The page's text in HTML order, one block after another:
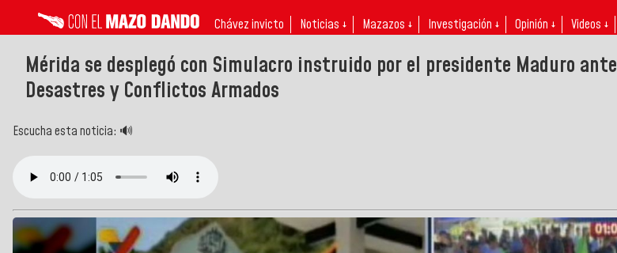
Chávez invicto Noticias ↓ Mazazos ↓ Investigación ↓ Opinión ↓ Videos ↓
Mérida se desplegó con Simulacro instruido por el presidente Maduro ante
Desastres y Conflictos Armados
Escucha esta noticia: 🔊